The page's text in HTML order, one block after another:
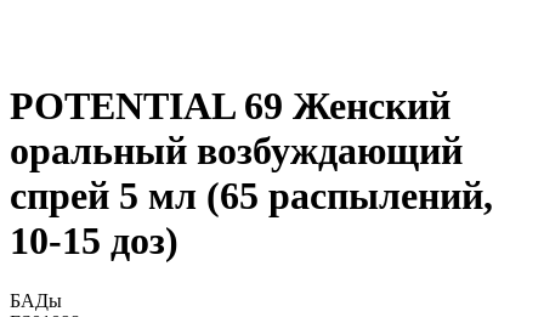
POTENTIAL 69 Женский
оральный возбуждающий
спрей 5 мл (65 распылений,
10-15 доз)
БАДы